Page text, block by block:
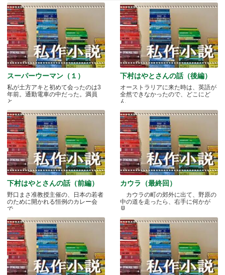
スーパーウーマン（１）
私が土方アキと初めて会ったのは3
年前。通勤電車の中だった。満員
と.....
下村はやとさんの話（後編）
オーストラリアに来た時は、英語が
全然できなかったので、どこにど
ん.....
下村はやとさんの話（前編）
野口まさ准教授主催の、日本の若者
のために開かれる恒例のカレー会
で.....
カウラ（最終回）
カウラの町の郊外に出て、野原の
中の道を走ったら、右手に何かが
見.....